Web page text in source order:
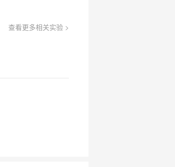
查看更多相关实验 >